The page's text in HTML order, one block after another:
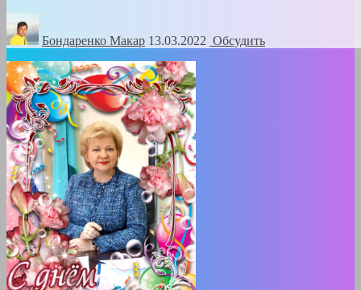
Бондаренко Mакар 13.03.2022 Обсудить